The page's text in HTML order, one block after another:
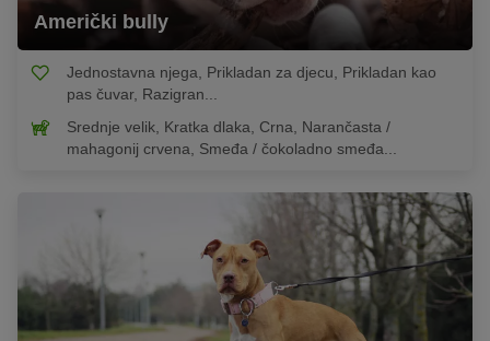
Američki bully
Jednostavna njega, Prikladan za djecu, Prikladan kao
pas čuvar, Razigran...
Srednje velik, Kratka dlaka, Crna, Narančasta /
mahagonij crvena, Smeđa / čokoladno smeđa...